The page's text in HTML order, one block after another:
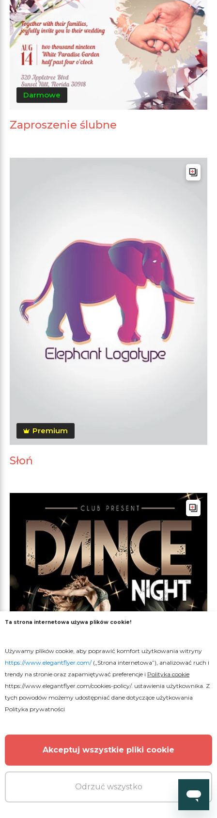
Darmowe
Zaproszenie ślubne
Premium
Słoń
Darmowe
Ta strona internetowa używa plików cookie!
Używamy plików cookie, aby poprawić komfort użytkowania witryny
https://www.elegantflyer.com/(„Strona internetowa”), analizować ruch i
trendy na stronie oraz zapamiętywać preferencje i Polityka cookie
https://www.elegantflyer.com/cookies-policy/. ustawienia użytkownika. Z
tych powodów możemy udostępniać dane dotyczące użytkowania
Polityka prywatności
Akceptuj wszystkie pliki cookie
Odrzuć wszystko